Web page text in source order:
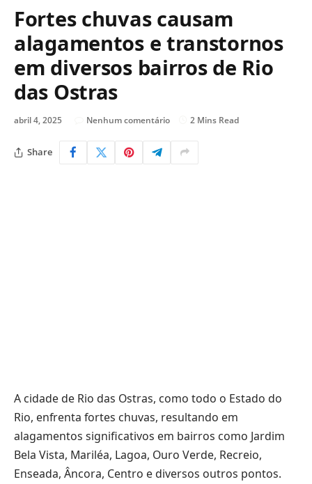
Fortes chuvas causam
alagamentos e transtornos
em diversos bairros de Rio
das Ostras
abril 4, 2025 Nenhum comentário 2 Mins Read
Share
A cidade de Rio das Ostras, como todo o Estado do
Rio, enfrenta fortes chuvas, resultando em
alagamentos significativos em bairros como Jardim
Bela Vista, Mariléa, Lagoa, Ouro Verde, Recreio,
Enseada, Âncora, Centro e diversos outros pontos.